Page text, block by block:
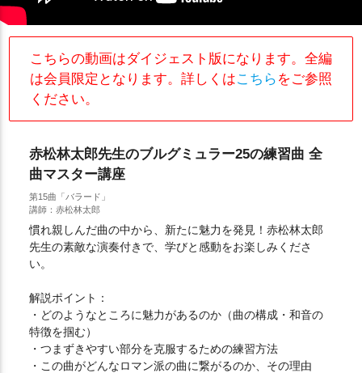
こちらの動画はダイジェスト版になります。全編
は会員限定となります。詳しくはこちら をご参照
ください。
赤松林太郎先生のブルグミュラー25の練習曲 全
曲マスター講座
第15曲「バラード」
講師：赤松林太郎
慣れ親しんだ曲の中から、新たに魅力を発見！赤松林太郎
先生の素敵な演奏付きで、学びと感動をお楽しみくださ
い。
解説ポイント：
・どのようなところに魅力があるのか（曲の構成・和音の
特徴を掴む）
・つまずきやすい部分を克服するための練習方法
・この曲がどんなロマン派の曲に繋がるのか、その理由